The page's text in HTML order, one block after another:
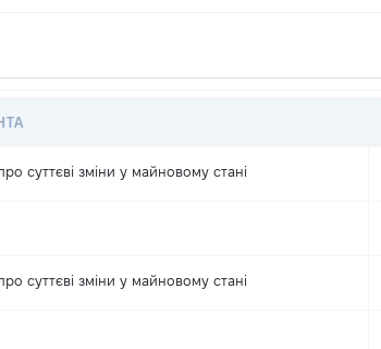
суттєві зміни y майновому стані
суттєві зміни y майновому стані